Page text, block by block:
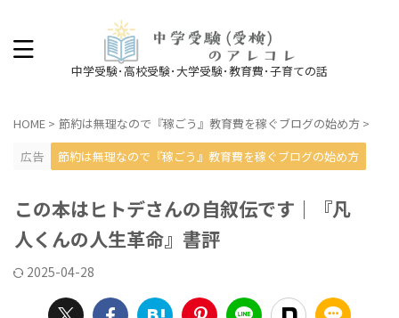
中学受験･高校受験･大学受験･教育費･子育ての話
HOME > 節約は無理なので『稼ごう』教育費を稼ぐブログの始め方 >
広告
節約は無理なので『稼ごう』教育費を稼ぐブログの始め方
この本はヒトデさんの自叙伝です｜『凡
人くんの人生革命』書評
2025-04-28